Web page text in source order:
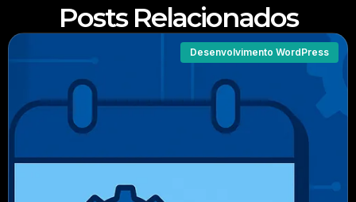
Posts Relacionados
Desenvolvimento WordPress